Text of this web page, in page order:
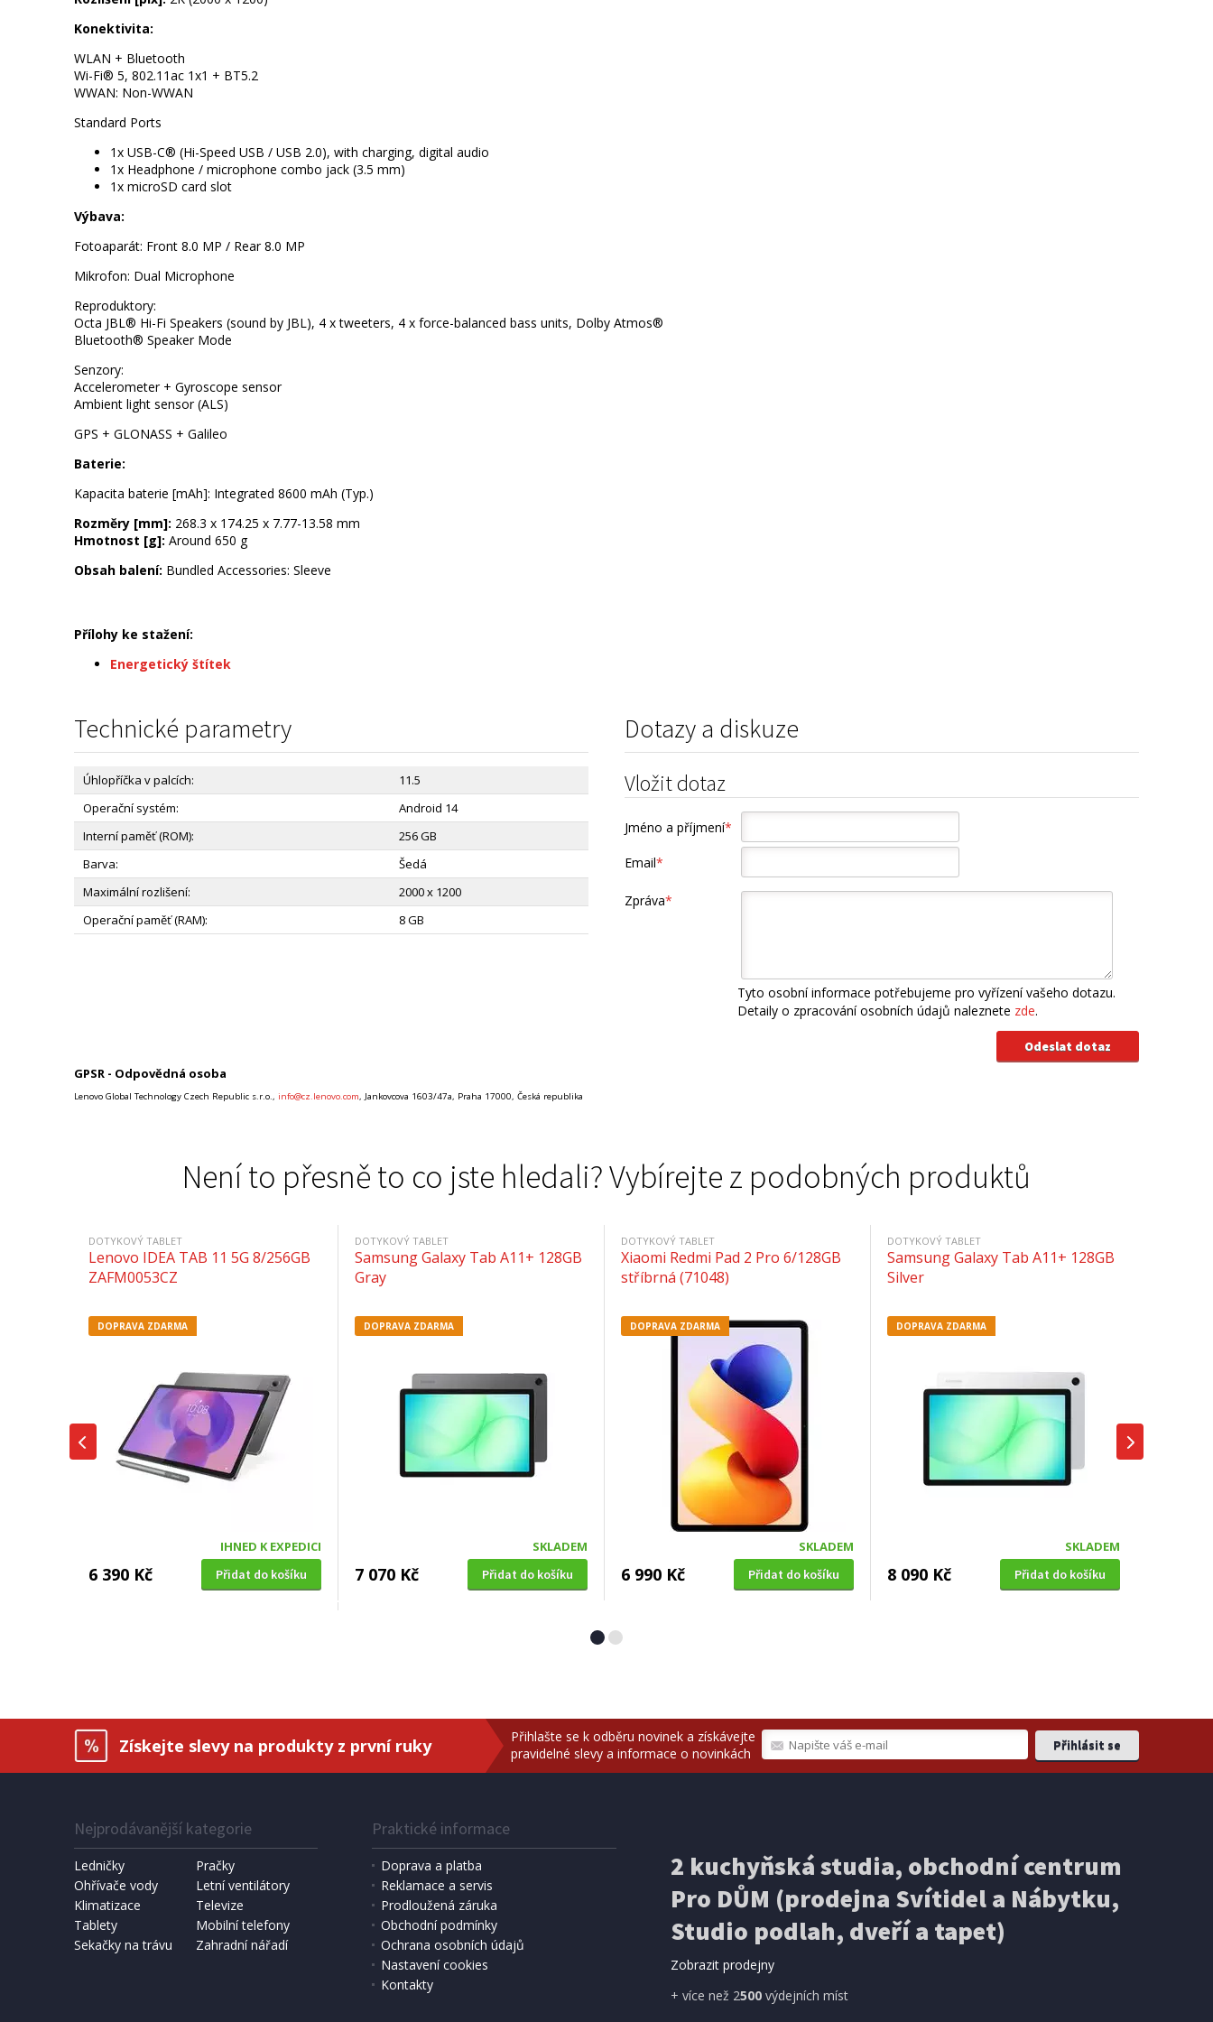
Konektivita:
WLAN + Bluetooth
Wi-Fi® 5, 802.11ac 1x1 + BT5.2
WWAN: Non-WWAN
Standard Ports
1x USB-C® (Hi-Speed USB / USB 2.0), with charging, digital audio
1x Headphone / microphone combo jack (3.5 mm)
1x microSD card slot
Výbava:
Fotoaparát: Front 8.0 MP / Rear 8.0 MP
Mikrofon: Dual Microphone
Reproduktory:
Octa JBL® Hi-Fi Speakers (sound by JBL), 4 x tweeters, 4 x force-balanced bass units, Dolby Atmos®
Bluetooth® Speaker Mode
Senzory:
Accelerometer + Gyroscope sensor
Ambient light sensor (ALS)
GPS + GLONASS + Galileo
Baterie:
Kapacita baterie [mAh]: Integrated 8600 mAh (Typ.)
Rozměry [mm]: 268.3 x 174.25 x 7.77-13.58 mm
Hmotnost [g]: Around 650 g
Obsah balení: Bundled Accessories: Sleeve
Přílohy ke stažení:
Energetický štítek
Technické parametry
Úhlopříčka v palcích:
11.5
Operační systém:
Android 14
Interní paměť (ROM):
256 GB
Barva:
Šedá
Maximální rozlišení:
2000 x 1200
Operační paměť (RAM):
8 GB
Dotazy a diskuze
Vložit dotaz
Jméno a příjmení*
Email*
Zpráva*
Tyto osobní informace potřebujeme pro vyřízení vašeho dotazu.
Detaily o zpracování osobních údajů naleznete zde.
GPSR - Odpovědná osoba
Lenovo Global Technology Czech Republic s.r.o., info@cz.lenovo.com, Jankovcova 1603/47a, Praha 17000, Česká republika
Není to přesně to co jste hledali? Vybírejte z podobných produktů
DOTYKOVÝ TABLET
Lenovo IDEA TAB 11 5G 8/256GB
ZAFM0053CZ
DOPRAVA ZDARMA
IHNED K EXPEDICI
6 390 Kč Přidat do košíku
DOTYKOVÝ TABLET
Samsung Galaxy Tab A11+ 128GB
Gray
DOPRAVA ZDARMA
SKLADEM
7 070 Kč Přidat do košíku
DOTYKOVÝ TABLET
Xiaomi Redmi Pad 2 Pro 6/128GB
stříbrná (71048)
DOPRAVA ZDARMA
SKLADEM
6 990 Kč Přidat do košíku
DOTYKOVÝ TABLET
Samsung Galaxy Tab A11+ 128GB
Silver
DOPRAVA ZDARMA
SKLADEM
8 090 Kč Přidat do košíku
SKLADEM
6 891 Kč Přidat do košíku
Získejte slevy na produkty z první ruky
Přihlašte se k odběru novinek a získávejte
pravidelné slevy a informace o novinkách
Nejprodávanější kategorie
Ledničky
Pračky
Ohřívače vody
Letní ventilátory
Klimatizace
Televize
Tablety
Mobilní telefony
Sekačky na trávu
Zahradní nářadí
Praktické informace
Doprava a platba
Reklamace a servis
Prodloužená záruka
Obchodní podmínky
Ochrana osobních údajů
Nastavení cookies
Kontakty
2 kuchyňská studia, obchodní centrum
Pro DŮM (prodejna Svítidel a Nábytku,
Studio podlah, dveří a tapet)
Zobrazit prodejny
+ více než 2500výdejních míst